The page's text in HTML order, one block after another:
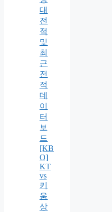
대
전
적
및
최
근
전
적
데
이
터
보
드
[KB
O]
KT
vs
키
움
상